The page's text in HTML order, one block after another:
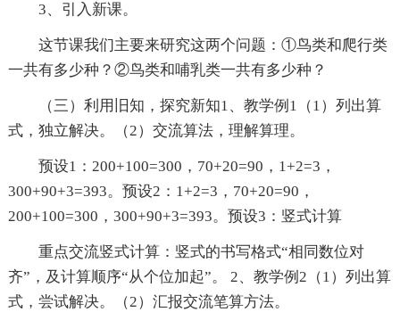
3、引入新课。
这节课我们主要来研究这两个问题：①鸟类和爬行类
一共有多少种？②鸟类和哺乳类一共有多少种？
（三）利用旧知，探究新知1、教学例1（1）列出算
式，独立解决。（2）交流算法，理解算理。
预设1：200+100=300，70+20=90，1+2=3，
300+90+3=393。预设2：1+2=3，70+20=90，
200+100=300，300+90+3=393。预设3：竖式计算
重点交流竖式计算：竖式的书写格式“相同数位对
齐”，及计算顺序“从个位加起”。 2、教学例2（1）列出算
式，尝试解决。（2）汇报交流笔算方法。